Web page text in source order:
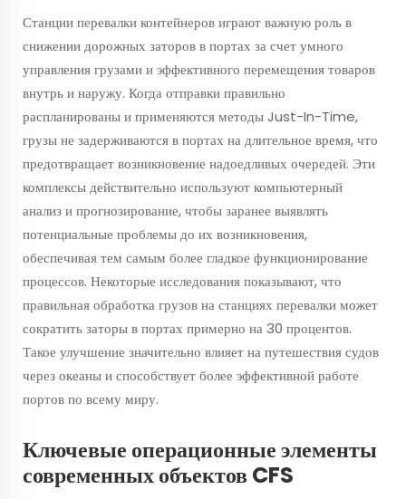
Станции перевалки контейнеров играют важную роль в
снижении дорожных заторов в портах за счет умного
управления грузами и эффективного перемещения товаров
внутрь и наружу. Когда отправки правильно
распланированы и применяются методы Just-In-Time,
грузы не задерживаются в портах на длительное время, что
предотвращает возникновение надоедливых очередей. Эти
комплексы действительно используют компьютерный
анализ и прогнозирование, чтобы заранее выявлять
потенциальные проблемы до их возникновения,
обеспечивая тем самым более гладкое функционирование
процессов. Некоторые исследования показывают, что
правильная обработка грузов на станциях перевалки может
сократить заторы в портах примерно на 30 процентов.
Такое улучшение значительно влияет на путешествия судов
через океаны и способствует более эффективной работе
портов по всему миру.
Ключевые операционные элементы
современных объектов CFS